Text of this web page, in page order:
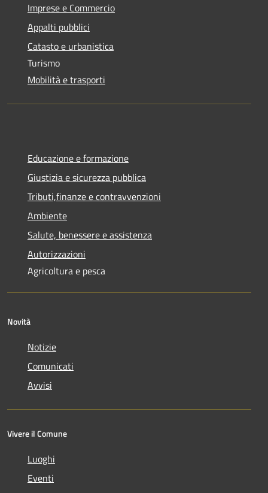
Imprese e Commercio
Appalti pubblici
Catasto e urbanistica
Turismo
Mobilità e trasporti
Educazione e formazione
Giustizia e sicurezza pubblica
Tributi,finanze e contravvenzioni
Ambiente
Salute, benessere e assistenza
Autorizzazioni
Agricoltura e pesca
Novità
Notizie
Comunicati
Avvisi
Vivere il Comune
Luoghi
Eventi